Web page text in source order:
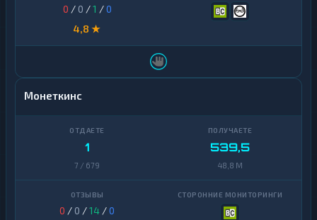
0 / 0 /1 /0
4,8 ★
Монеткинс
1
7 / 679
539,5
48,8 M
0 / 0 /14 /0